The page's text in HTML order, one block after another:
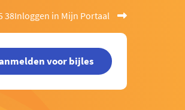
38Inloggen in Mijn Portaal
voor bijles